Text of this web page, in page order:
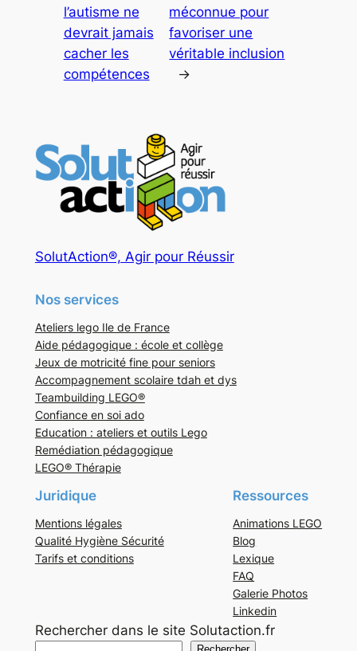
l’autisme ne
devrait jamais
cacher les
compétences
méconnue pour
favoriser une
véritable inclusion
→
SolutAction®, Agir pour Réussir
Nos services
Ateliers lego Ile de France
Aide pédagogique : école et collège
Jeux de motricité fine pour seniors
Accompagnement scolaire tdah et dys
Teambuilding LEGO®
Confiance en soi ado
Education : ateliers et outils Lego
Remédiation pédagogique
LEGO® Thérapie
Juridique
Mentions légales
Qualité Hygiène Sécurité
Tarifs et conditions
Ressources
Animations LEGO
Blog
Lexique
FAQ
Galerie Photos
Linkedin
Rechercher dans le site Solutaction.fr